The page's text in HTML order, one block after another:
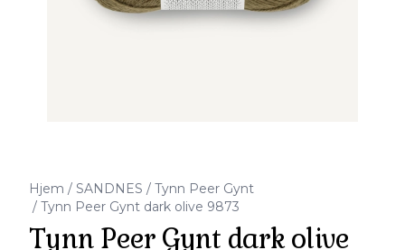
Hjem / SANDNES / Tynn Peer Gynt
/ Tynn Peer Gynt dark olive 9873
Tynn Peer Gynt dark olive